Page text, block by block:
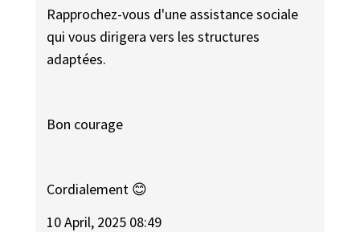
Rapprochez-vous d'une assistance sociale
qui vous dirigera vers les structures
adaptées.
Bon courage
Cordialement 😊
10 April, 2025 08:49